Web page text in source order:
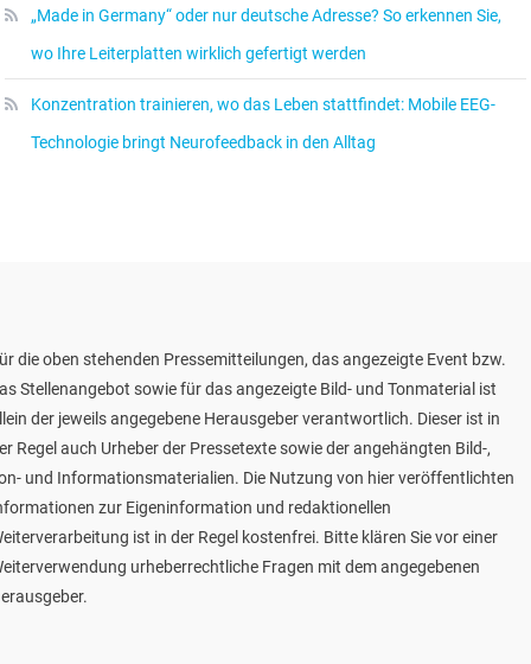
„Made in Germany“ oder nur deutsche Adresse? So erkennen Sie,
wo Ihre Leiterplatten wirklich gefertigt werden
Konzentration trainieren, wo das Leben stattfindet: Mobile EEG-
Technologie bringt Neurofeedback in den Alltag
die oben stehenden Pressemitteilungen, das angezeigte Event bzw.
Stellenangebot sowie für das angezeigte Bild- und Tonmaterial ist
der jeweils angegebene Herausgeber verantwortlich. Dieser ist in
Regel auch Urheber der Pressetexte sowie der angehängten Bild-,
und Informationsmaterialien. Die Nutzung von hier veröffentlichten
zur Eigeninformation und redaktionellen
ist in der Regel kostenfrei. Bitte klären Sie vor einer
urheberrechtliche Fragen mit dem angegebenen